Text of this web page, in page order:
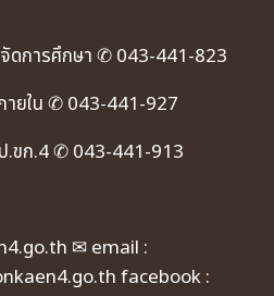
ดการศึกษา ✆ 043-441-823
ยใน ✆ 043-441-927
.ขก.4 ✆ 043-441-913
✉ email :
facebook :